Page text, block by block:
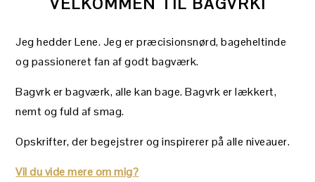
Jeg hedder Lene. Jeg er præcisionsnørd, bageheltinde
og passioneret fan af godt bagværk.
Bagvrk er bagværk, alle kan bage. Bagvrk er lækkert,
nemt og fuld af smag.
Opskrifter, der begejstrer og inspirerer på alle niveauer.
Vil du vide mere om mig?